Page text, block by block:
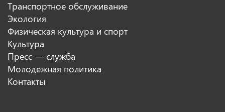
Транспортное обслуживание
Экология
Физическая культура и спорт
Культура
Пресс — служба
Молодежная политика
Контакты